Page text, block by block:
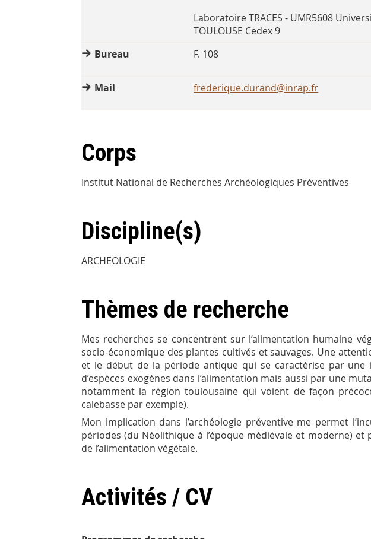
Laboratoire TRACES - UMR5608
TOULOUSE Cedex 9
Bureau
F. 108
Mail frederique.durand@inrap.fr
Corps
Institut National de Recherches Archéologiques Préventives
Discipline(s)
ARCHEOLOGIE
Thèmes de recherche
Mes recherches se concentrent sur l’alimentation humaine
socio-économique des plantes cultivés et sauvages. Une
et le début de la période antique qui se caractérise par une
d’espèces exogènes dans l’alimentation mais aussi par une
notamment la région toulousaine qui voient de façon
calebasse par exemple).
Mon implication dans l’archéologie préventive me permet
périodes (du Néolithique à l’époque médiévale et moderne)
de l’alimentation végétale.
Activités / CV